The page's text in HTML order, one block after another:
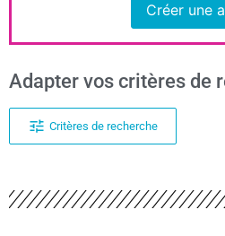
Créer une
Adapter vos critères de
Critères de recherche